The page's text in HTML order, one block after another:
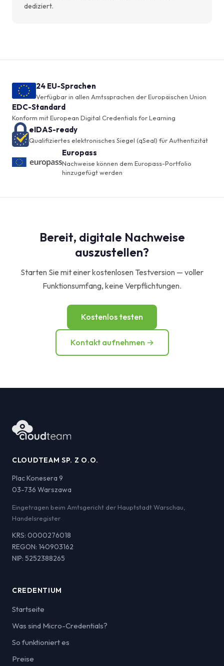
dediziert.
24 EU-Sprachen
Verfügbar in allen Amtssprachen der Europäischen Union
EDC-Standard
Konform mit European Digital Credentials for Learning
eIDAS-ready
Qualifiziertes elektronisches Siegel (qSeal) für Authentizität
Europass
Nachweise können dem Europass-Portfolio
hinzugefügt werden
Bereit, digitale Nachweise
auszustellen?
Starten Sie mit einer kostenlosen Testversion — voller
Funktionsumfang, keine Verpflichtungen.
Kostenlos testen
Kontakt aufnehmen →
CLOUDTEAM SP. Z O.O.
Plac Konesera 9
03-736 Warszawa
Eingetragen beim Amtsgericht der Hauptstadt Warschau,
Handelsregister
KRS: 0000276018
REGON: 140903162
NIP: 5252388265
CREDENTIUM
Startseite
Was sind Micro-Credentials?
So funktioniert es
Preise